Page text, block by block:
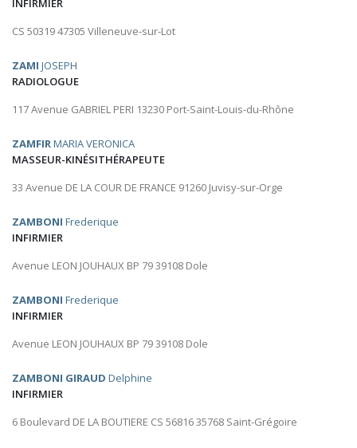
INFIRMIER
CS 50319 47305 Villeneuve-sur-Lot
ZAMI JOSEPH
RADIOLOGUE
117 Avenue GABRIEL PERI 13230 Port-Saint-Louis-du-Rhône
ZAMFIRMARIA VERONICA
MASSEUR-KINÉSITHÉRAPEUTE
33 Avenue DE LA COUR DE FRANCE 91260 Juvisy-sur-Orge
ZAMBONI Frederique
INFIRMIER
Avenue LEON JOUHAUX BP 79 39108 Dole
ZAMBONI Frederique
INFIRMIER
Avenue LEON JOUHAUX BP 79 39108 Dole
ZAMBONI GIRAUD Delphine
INFIRMIER
6 Boulevard DE LA BOUTIERE CS 56816 35768 Saint-Grégoire